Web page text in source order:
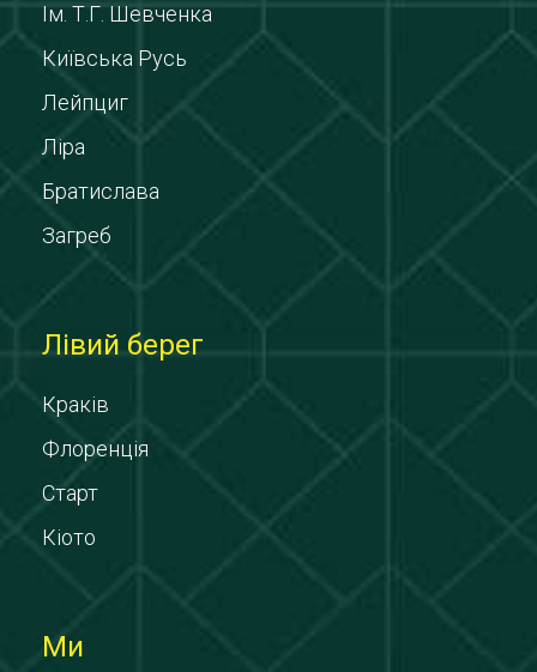
Ім. Т.Г. Шевченка
Київська Русь
Лейпциг
Ліра
Братислава
Загреб
Лівий берег
Краків
Флоренція
Старт
Кіото
Ми